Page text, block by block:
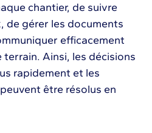
chantier, de suivre
de gérer les documents
efficacement
terrain. Ainsi, les décisions
rapidement et les
être résolus en